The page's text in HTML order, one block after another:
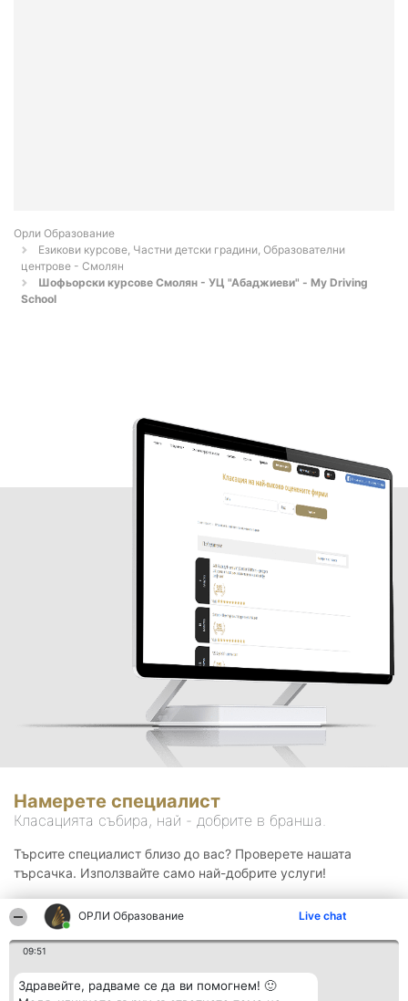
ОРЛИ Образование Live chat
09:51
Здравейте, радваме се да ви помогнем! 🙂
Орли Образование
Езикови курсове, Частни детски градини, Образователни
центрове - Смолян
Шофьорски курсове Смолян - УЦ "Абаджиеви" - My Driving
School
Намерете специалист
Класацията събира, най - добрите в бранша.
Търсите специалист близо до вас? Проверете нашата
търсачка. Използвайте само най-добрите услуги!